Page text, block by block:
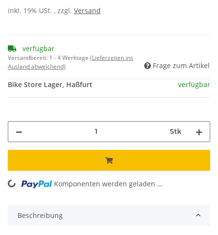
inkl. 19% USt. , zzgl. Versand
verfügbar
Versandbereit: 1 - 4 Werktage (Lieferzeiten ins
Ausland abweichend)
Frage zum Artikel
Bike Store Lager, Haßfurt verfügbar
Stk
Loading... Komponenten werden geladen ...
Beschreibung